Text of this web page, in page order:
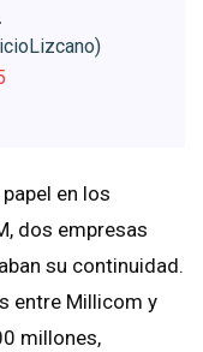
en los
dos empresas
su continuidad.
entre Millicom y
millones,